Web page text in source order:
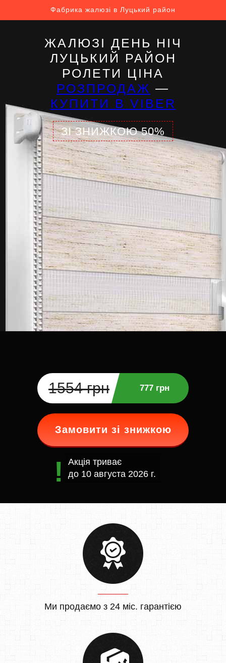
Фабрика жалюзі в Луцький район
ЖАЛЮЗІ ДЕНЬ НІЧ
ЛУЦЬКИЙ РАЙОН
РОЛЕТИ ЦІНА
РОЗПРОДАЖ —
КУПИТИ В VIBER
ЗІ ЗНИЖКОЮ 50%
1554 грн 777 грн
Замовити зі знижкою
Акція триває
до 10 августа 2026 г.
Ми продаємо з 24 міс. гарантією